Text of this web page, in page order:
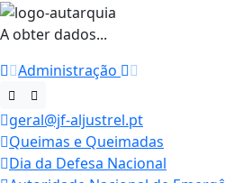
A obter dados...
Administração
geral@jf-aljustrel.pt
Queimas e Queimadas
Dia da Defesa Nacional